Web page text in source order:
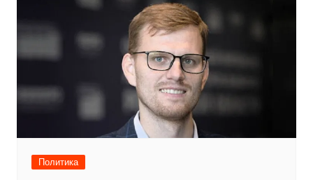
Политика